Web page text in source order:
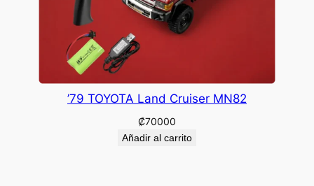
’79 TOYOTA Land Cruiser MN82
₡70000
Añadir al carrito